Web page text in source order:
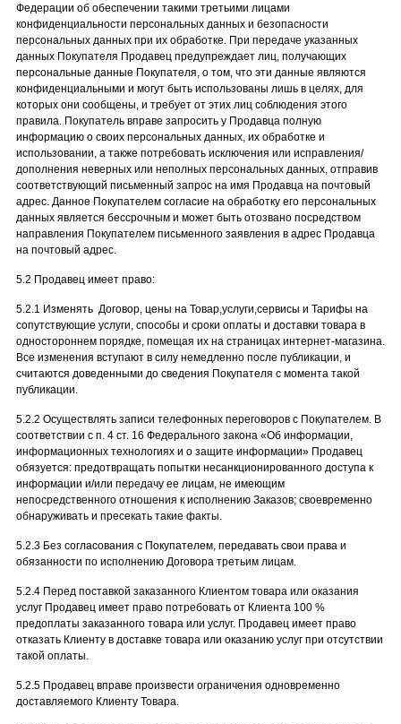
Федерации об обеспечении такими третьими лицами
конфиденциальности персональных данных и безопасности
персональных данных при их обработке. При передаче указанных
данных Покупателя Продавец предупреждает лиц, получающих
персональные данные Покупателя, о том, что эти данные являются
конфиденциальными и могут быть использованы лишь в целях, для
которых они сообщены, и требует от этих лиц соблюдения этого
правила. Покупатель вправе запросить у Продавца полную
информацию о своих персональных данных, их обработке и
использовании, а также потребовать исключения или исправления/
дополнения неверных или неполных персональных данных, отправив
соответствующий письменный запрос на имя Продавца на почтовый
адрес. Данное Покупателем согласие на обработку его персональных
данных является бессрочным и может быть отозвано посредством
направления Покупателем письменного заявления в адрес Продавца
на почтовый адрес.
5.2 Продавец имеет право:
5.2.1 Изменять Договор, цены на Товар,услуги,сервисы и Тарифы на
сопутствующие услуги, способы и сроки оплаты и доставки товара в
одностороннем порядке, помещая их на страницах интернет-магазина.
Все изменения вступают в силу немедленно после публикации, и
считаются доведенными до сведения Покупателя с момента такой
публикации.
5.2.2 Осуществлять записи телефонных переговоров с Покупателем. В
соответствии с п. 4 ст. 16 Федерального закона «Об информации,
информационных технологиях и о защите информации» Продавец
обязуется: предотвращать попытки несанкционированного доступа к
информации и/или передачу ее лицам, не имеющим
непосредственного отношения к исполнению Заказов; своевременно
обнаруживать и пресекать такие факты.
5.2.3 Без согласования с Покупателем, передавать свои права и
обязанности по исполнению Договора третьим лицам.
5.2.4 Перед поставкой заказанного Клиентом товара или оказания
услуг Продавец имеет право потребовать от Клиента 100 %
предоплаты заказанного товара или услуг. Продавец имеет право
отказать Клиенту в доставке товара или оказанию услуг при отсутствии
такой оплаты.
5.2.5 Продавец вправе произвести ограничения одновременно
доставляемого Клиенту Товара.